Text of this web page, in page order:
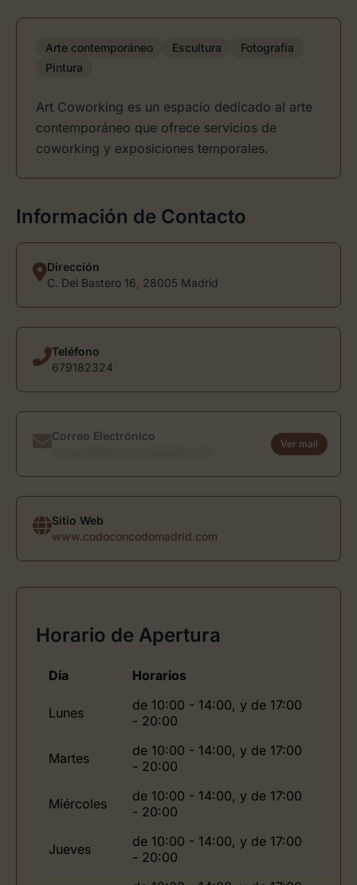
Arte contemporáneo Escultura
Fotografía
Pintura
Art Coworking es un espacio dedicado al arte
contemporáneo que ofrece servicios de
coworking y exposiciones temporales.
Información de Contacto
Dirección
C. Del Bastero 16, 28005 Madrid
Teléfono
679182324
Correo Electrónico
Ver mail
Sitio Web
www.codoconcodomadrid.com
Horario de Apertura
Día Horarios
Lunes
de 10:00 - 14:00, y de 17:00
- 20:00
Martes
de 10:00 - 14:00, y de 17:00
- 20:00
Miércoles
de 10:00 - 14:00, y de 17:00
- 20:00
Jueves
de 10:00 - 14:00, y de 17:00
- 20:00